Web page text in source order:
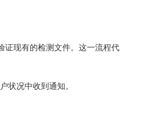
证现有的检测文件。这一流程代
况中收到通知。